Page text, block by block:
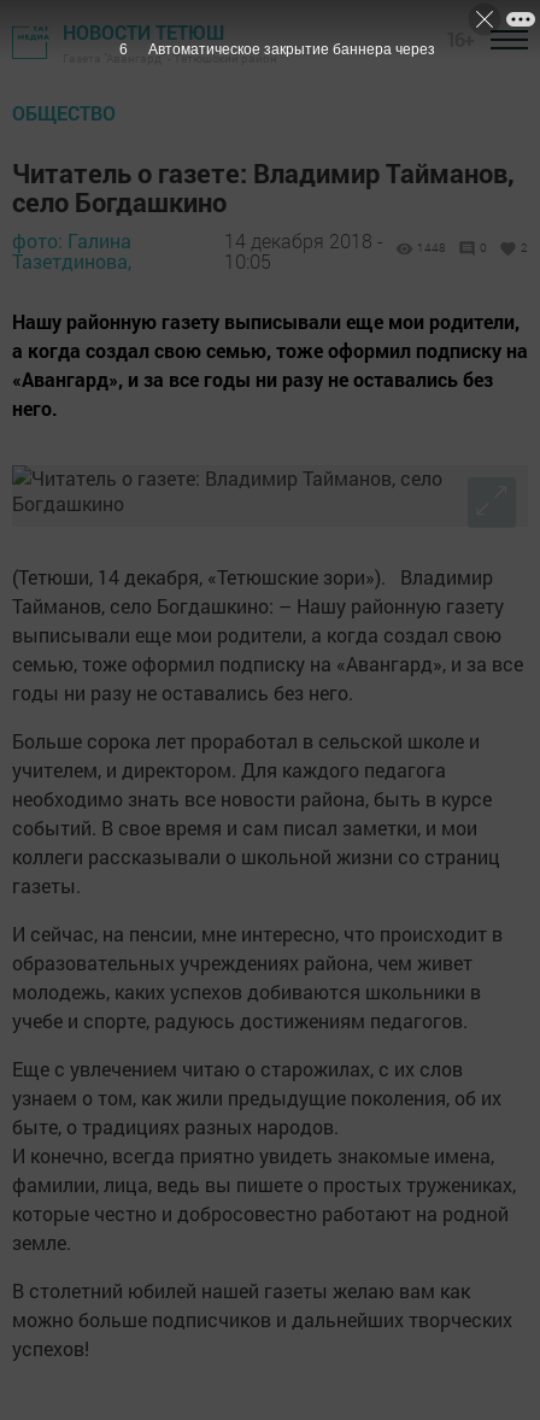
НОВОСТИ ТЕТЮШ
Газета "Авангард" - Тетюшский район
ОБЩЕСТВО
Читатель о газете: Владимир Тайманов,
село Богдашкино
фото: Галина
Тазетдинова,
14 декабря 2018 -
10:05
1448 0 2
Нашу районную газету выписывали еще мои родители,
а когда создал свою семью, тоже оформил подписку на
«Авангард», и за все годы ни разу не оставались без
него.
(Тетюши, 14 декабря, «Тетюшские зори»). Владимир
Тайманов, село Богдашкино: – Нашу районную газету
выписывали еще мои родители, а когда создал свою
семью, тоже оформил подписку на «Авангард», и за все
годы ни разу не оставались без него.
Больше сорока лет проработал в сельской школе и
учителем, и директором. Для каждого педагога
необходимо знать все новости района, быть в курсе
событий. В свое время и сам писал заметки, и мои
коллеги рассказывали о школьной жизни со страниц
газеты.
И сейчас, на пенсии, мне интересно, что происходит в
образовательных учреждениях района, чем живет
молодежь, каких успехов добиваются школьники в
учебе и спорте, радуюсь достижениям педагогов.
Еще с увлечением читаю о старожилах, с их слов
узнаем о том, как жили предыдущие поколения, об их
быте, о традициях разных народов.
И конечно, всегда приятно увидеть знакомые имена,
фамилии, лица, ведь вы пишете о простых тружениках,
которые честно и добросовестно работают на родной
земле.
В столетний юбилей нашей газеты желаю вам как
можно больше подписчиков и дальнейших творческих
успехов!
4 Автоматическое закрытие баннера через